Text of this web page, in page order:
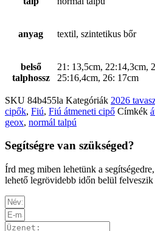
anyag textil, szintetikus bőr
belső
talphossz
21: 13,5cm, 22:14,3cm,
25:16,4cm, 26: 17cm
SKU 84b455la Kategóriák 2026
cipők, Fiú, Fiú átmeneti cipő Címkék
geox, normál talpú
Segítségre van szükséged?
Írd meg miben lehetünk a
lehető legrövidebb időn belül